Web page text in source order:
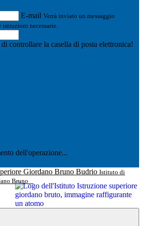
E-mail Verrà inviato un messaggio
necessarie.
controllare la casella di posta elettronica!
dell'operazione...
Istituto di
Bruno